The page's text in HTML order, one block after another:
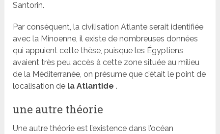
Santorin.
Par conséquent, la civilisation Atlante serait identifiée
avec la Minoenne, il existe de nombreuses données
qui appuient cette thèse, puisque les Égyptiens
avaient très peu accès à cette zone située au milieu
de la Méditerranée, on présume que c’était le point de
localisation de la Atlantide .
une autre théorie
Une autre théorie est l’existence dans l’océan